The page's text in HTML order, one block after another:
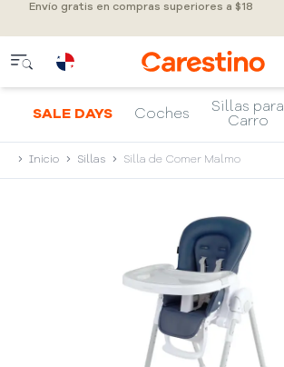
Envío gratis en compras superiores a $18
SALE DAYS Coches
Sillas para
Carro
Inicio Sillas Silla de Comer Malmo